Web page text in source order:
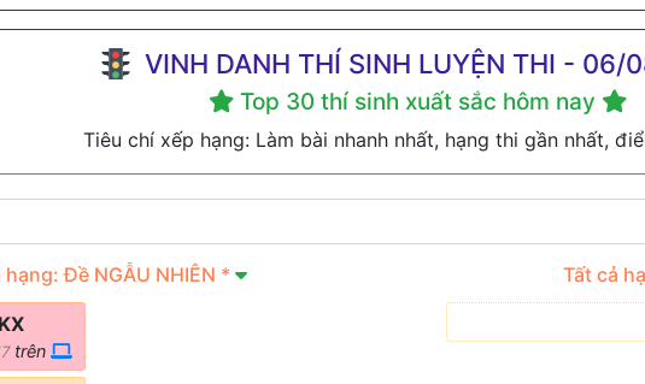
VINH DANH THÍ SINH LUYỆN THI - 06/
Top 30 thí sinh xuất sắc hôm nay
Tiêu chí xếp hạng: Làm bài nhanh nhất, hạng thi gần nhất,
hạng: Đề NGẪU NHIÊN *
trên
Tất cả